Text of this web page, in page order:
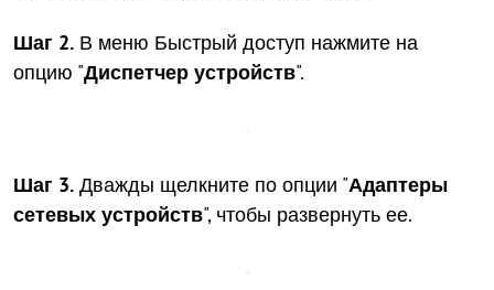
Шаг 2. В меню Быстрый доступ нажмите на
опцию "Диспетчер устройств".
Шаг 3. Дважды щелкните по опции "Адаптеры
сетевых устройств", чтобы развернуть ее.